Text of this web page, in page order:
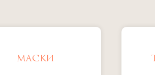
МАСКИ